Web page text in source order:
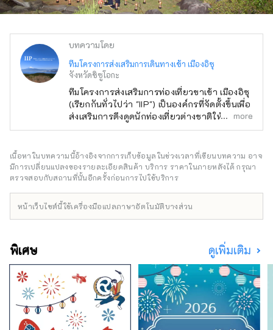
โดยไม่ได้รับอนุญาต สำหรับข้อมูลเกี่ยวกับการ
การท่องเที่ยว เมืองอิซุ
บทความโดย
ทีมโครงการส่งเสริมการเดินทางเข้า เมืองอิซุ
จังหวัดชิซูโอกะ
ทีมโครงการส่งเสริมการท่องเที่ยวขาเข้า เมืองอิซุ
(เรียกกันทั่วไปว่า "IIP") เป็นองค์กรที่จัดตั้งขึ้นเพื่อ
ส่งเสริมการดึงดูดนักท่องเที่ยวต่างชาติให้มาเยือน
เมืองอิซุ และพัฒนาระบบการยอมรับพวกเขา โดย
ทางการท่องเที่ยวระดับนานาชาติที่น่าดึงดูดใจซึ่ง
ใช้ประโยชน์จากทรัพยากรการท่องเที่ยวของอิซุ
เมืองอิซุ อุดมไปด้วยธรรมชาติและเกษตรกรรม มี
ชายหาด และพื้นที่ภูเขา นอกจากนี้ยังเดินทาง
งานที่ชนะเลิศในการประกวดภาพถ่ายระบายสี
เมืองอิซุ ช่างภาพ: โอจิมะ ฮิโรกิ ชื่อผลงาน:
"ระบายสีแสงหิมะ" ห้ามใช้และทำซ้ำภาพปกโดย
ไม่ได้รับอนุญาต สำหรับข้อมูลเกี่ยวกับการใช้
รูปภาพหน้าปก โปรดตรวจสอบเว็บไซต์ข้อมูลการ
ท่องเที่ยว เมืองอิซุ
more
เนื้อหาในบทความนี้อ้างอิงจากการเก็บข้อมูลในช่วงเวลาที่เขียนบทความ อาจ
มีการเปลี่ยนแปลงของรายละเอียดสินค้า บริการ ราคาในภายหลังได้ กรุณา
ตรวจสอบกับสถานที่นั้นอีกครั้งก่อนการไปใช้บริการ
หน้าเว็บไซต์นี้ใช้เครื่องมือแปลภาษาอัตโนมัติบางส่วน
พิเศษ ดูเพิ่มเติม